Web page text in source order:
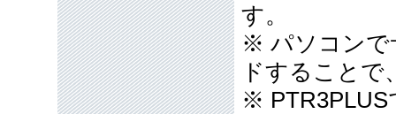
す。
※ パソコンで
ドすることで
※ PTR3PLUS